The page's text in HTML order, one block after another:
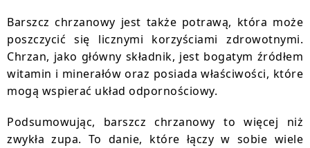
Barszcz chrzanowy jest także potrawą, która może
poszczycić się licznymi korzyściami zdrowotnymi.
Chrzan, jako główny składnik, jest bogatym źródłem
witamin i minerałów oraz posiada właściwości, które
mogą wspierać układ odpornościowy.
Podsumowując, barszcz chrzanowy to więcej niż
zwykła zupa. To danie, które łączy w sobie wiele